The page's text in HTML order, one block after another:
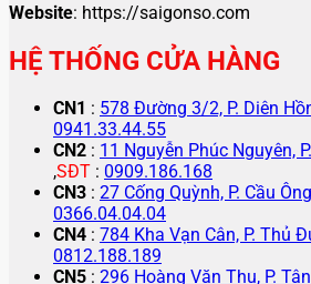
Website: https://saigonso.com
HỆ THỐNG CỬA HÀNG
CN1 : 578 Đường 3/2, P. Diên
0941.33.44.55
CN2 : 11 Nguyễn Phúc Nguyên,
,SĐT : 0909.186.168
CN3 : 27 Cống Quỳnh, P. Cầu
0366.04.04.04
CN4 : 784 Kha Vạn Cân, P. Thủ
0812.188.189
CN5 : 296 Hoàng Văn Thụ, P.